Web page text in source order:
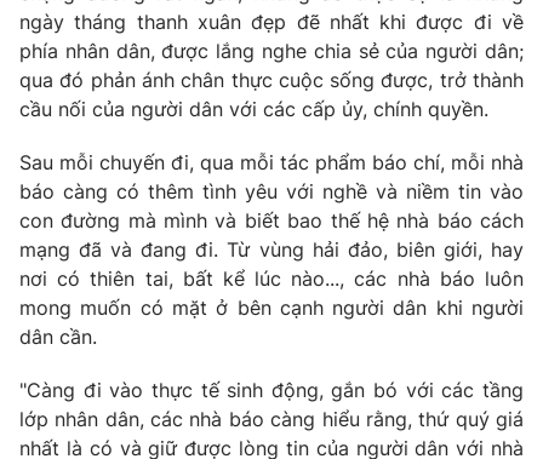
ngày tháng thanh xuân đẹp đẽ nhất khi được đi về
phía nhân dân, được lắng nghe chia sẻ của người dân;
qua đó phản ánh chân thực cuộc sống được, trở thành
cầu nối của người dân với các cấp ủy, chính quyền.
Sau mỗi chuyến đi, qua mỗi tác phẩm báo chí, mỗi nhà
báo càng có thêm tình yêu với nghề và niềm tin vào
con đường mà mình và biết bao thế hệ nhà báo cách
mạng đã và đang đi. Từ vùng hải đảo, biên giới, hay
nơi có thiên tai, bất kể lúc nào..., các nhà báo luôn
mong muốn có mặt ở bên cạnh người dân khi người
dân cần.
"Càng đi vào thực tế sinh động, gắn bó với các tầng
lớp nhân dân, các nhà báo càng hiểu rằng, thứ quý giá
nhất là có và giữ được lòng tin của người dân với nhà